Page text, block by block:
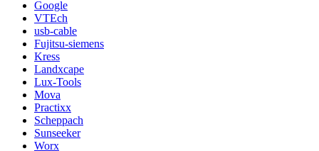
Google
VTEch
usb-cable
Fujitsu-siemens
Kress
Landxcape
Lux-Tools
Mova
Practixx
Scheppach
Sunseeker
Worx